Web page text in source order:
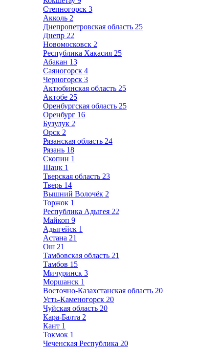
Степногорск 3
Акколь 2
Днепропетровская область 25
Днепр 22
Новомосковск 2
Республика Хакасия 25
Абакан 13
Саяногорск 4
Черногорск 3
Актюбинская область 25
Актобе 25
Оренбургская область 25
Оренбург 16
Бузулук 2
Орск 2
Рязанская область 24
Рязань 18
Скопин 1
Шацк 1
Тверская область 23
Тверь 14
Вышний Волочёк 2
Торжок 1
Республика Адыгея 22
Майкоп 9
Адыгейск 1
Астана 21
Ош 21
Тамбовская область 21
Тамбов 15
Мичуринск 3
Моршанск 1
Восточно-Казахстанская область 20
Усть-Каменогорск 20
Чуйская область 20
Кара-Балта 2
Кант 1
Токмок 1
Чеченская Республика 20